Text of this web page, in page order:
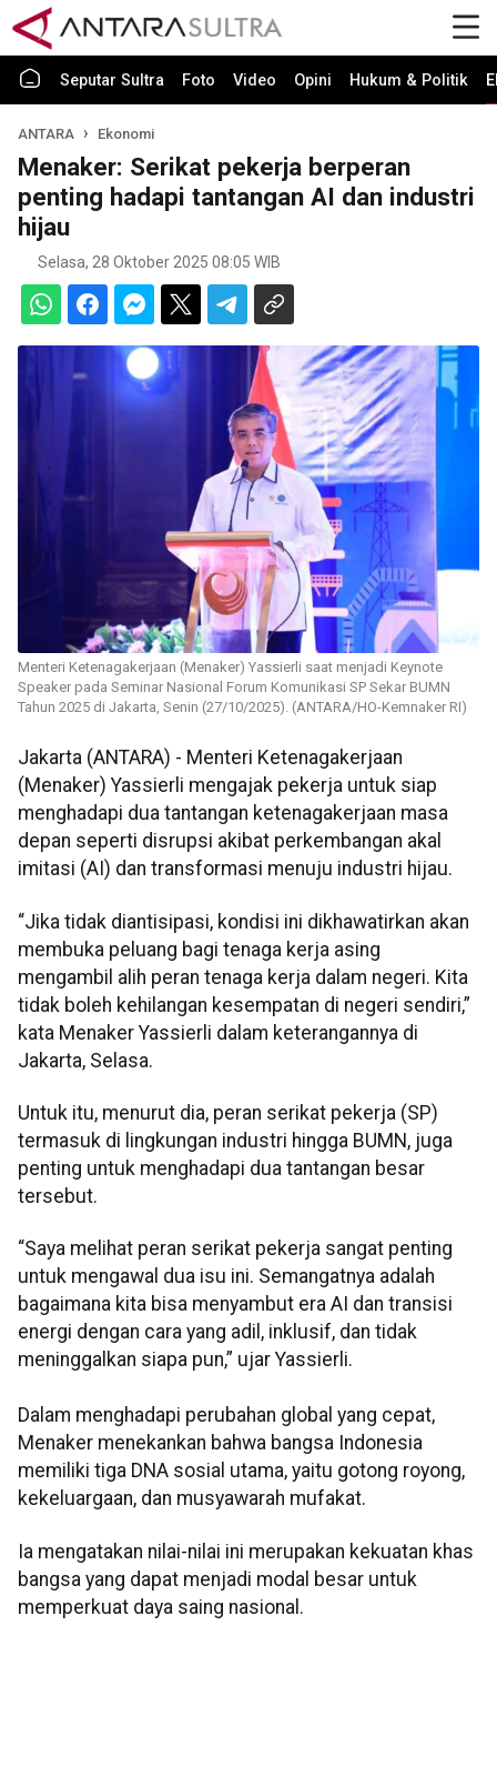
Seputar Sultra Foto Video Opini Hukum & Politik
ANTARA Ekonomi
Menaker: Serikat pekerja berperan
penting hadapi tantangan AI dan industri
hijau
Selasa, 28 Oktober 2025 08:05 WIB
Menteri Ketenagakerjaan (Menaker) Yassierli saat menjadi Keynote
Speaker pada Seminar Nasional Forum Komunikasi SP Sekar BUMN
Tahun 2025 di Jakarta, Senin (27/10/2025). (ANTARA/HO-Kemnaker RI)
Jakarta (ANTARA) - Menteri Ketenagakerjaan
(Menaker) Yassierli mengajak pekerja untuk siap
menghadapi dua tantangan ketenagakerjaan masa
depan seperti disrupsi akibat perkembangan akal
imitasi (AI) dan transformasi menuju industri hijau.
“Jika tidak diantisipasi, kondisi ini dikhawatirkan akan
membuka peluang bagi tenaga kerja asing
mengambil alih peran tenaga kerja dalam negeri. Kita
tidak boleh kehilangan kesempatan di negeri sendiri,”
kata Menaker Yassierli dalam keterangannya di
Jakarta, Selasa.
Untuk itu, menurut dia, peran serikat pekerja (SP)
termasuk di lingkungan industri hingga BUMN, juga
penting untuk menghadapi dua tantangan besar
tersebut.
“Saya melihat peran serikat pekerja sangat penting
untuk mengawal dua isu ini. Semangatnya adalah
bagaimana kita bisa menyambut era AI dan transisi
energi dengan cara yang adil, inklusif, dan tidak
meninggalkan siapa pun,” ujar Yassierli.
Dalam menghadapi perubahan global yang cepat,
Menaker menekankan bahwa bangsa Indonesia
memiliki tiga DNA sosial utama, yaitu gotong royong,
kekeluargaan, dan musyawarah mufakat.
Ia mengatakan nilai-nilai ini merupakan kekuatan khas
bangsa yang dapat menjadi modal besar untuk
memperkuat daya saing nasional.